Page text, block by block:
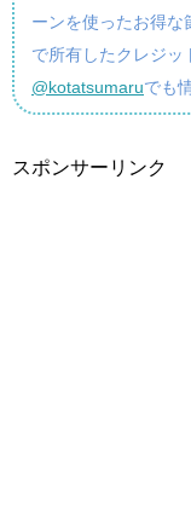
ーンを使ったお得な
で所有したクレジッ
@kotatsumaruでも
スポンサーリンク